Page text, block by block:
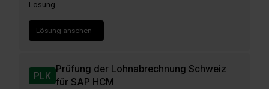
Lösung
Lösung ansehen
PLK
Prüfung der Lohnabrechnung Schweiz
für SAP HCM